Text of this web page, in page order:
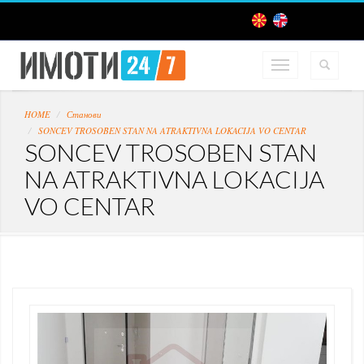
HOME
Станови
SONCEV TROSOBEN STAN NA ATRAKTIVNA LOKACIJA VO CENTAR
SONCEV TROSOBEN STAN
NA ATRAKTIVNA LOKACIJA
VO CENTAR